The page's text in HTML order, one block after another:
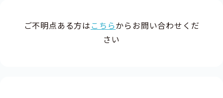
ご不明点ある方は こちらからお問い合わせくだ
さい